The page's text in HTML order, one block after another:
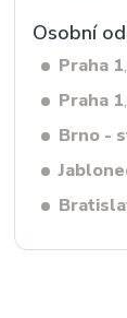
Osobní
Praha 1
Praha 1
Brno -